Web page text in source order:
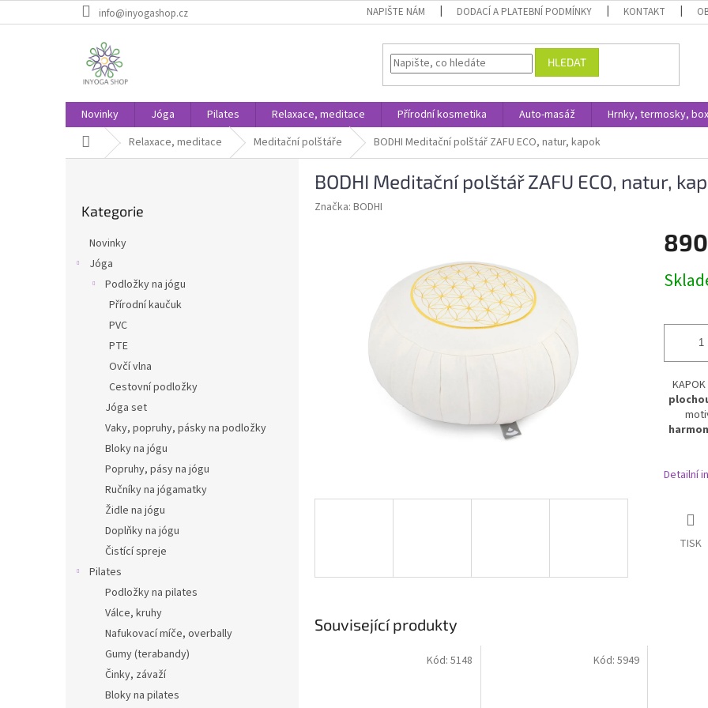
na
info@inyogashop.cz NAPIŠTE NÁM DODACÍ A PLATEBNÍ PODMÍNKY KONTAKT
HLEDAT
Novinky Jóga Pilates Relaxace, meditace Přírodní kosmetika Auto-masáž Hrnky, termosky,
Domů Relaxace, meditace Meditační polštáře BODHI Meditační polštář ZAFU ECO, natur, kapok
kategorie
Kategorie
Novinky
Jóga
Podložky na jógu
Přírodní kaučuk
PVC
PTE
Ovčí vlna
Cestovní podložky
Jóga set
Vaky, popruhy, pásky na podložky
Bloky na jógu
Popruhy, pásy na jógu
Ručníky na jógamatky
Židle na jógu
Doplňky na jógu
Čistící spreje
Pilates
Podložky na pilates
Válce, kruhy
Nafukovací míče, overbally
Gumy (terabandy)
Činky, závaží
Bloky na pilates
BODHI Meditační polštář ZAFU ECO, natur,
Značka: BODHI
cena:
Detailní
TISK
Související produkty
Kód: 5148 Kód: 5949